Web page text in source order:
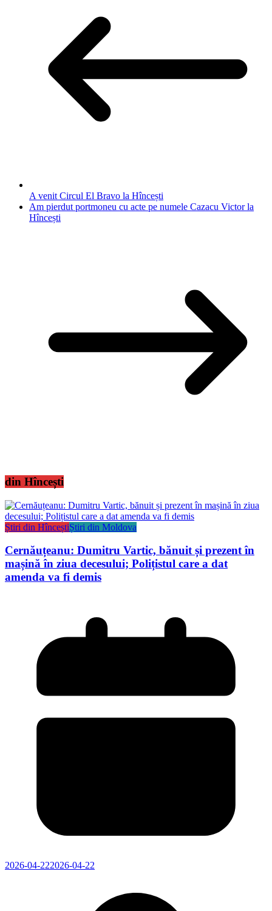
A venit Circul El Bravo la Hîncești
Am pierdut portmoneu cu acte pe numele Cazacu Victor la
Hîncești
din Hîncești
Știri din HînceștiȘtiri din Moldova
Cernăuțeanu: Dumitru Vartic, bănuit și prezent în
mașină în ziua decesului; Polițistul care a dat
amenda va fi demis
2026-04-222026-04-22